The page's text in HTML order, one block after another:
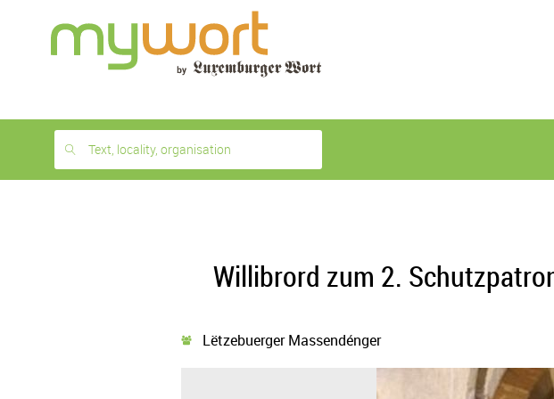
month
free
Text, locality, organisation
Willibrord zum 2.
Lëtzebuerger Massendénger